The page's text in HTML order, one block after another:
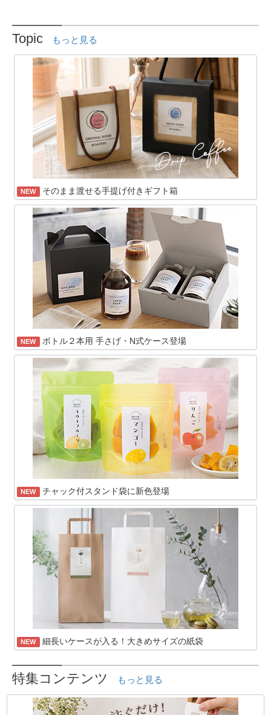
Topic もっと見る
NEW そのまま渡せる手提げ付きギフト箱
NEW ボトル２本用 手さげ・N式ケース登場
NEW チャック付スタンド袋に新色登場
NEW 細長いケースが入る！大きめサイズの紙袋
特集コンテンツ もっと見る